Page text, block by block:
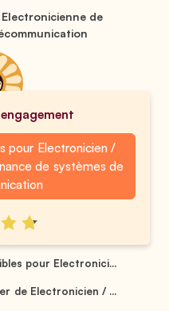
de
pour Electronicien /
de systèmes de
pour Electronici...
de Electronicien / ...